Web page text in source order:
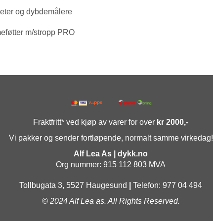
og dybdemålere
m/stropp PRO
Fraktfritt* ved kjøp av varer for over kr 2000,-
Vi pakker og sender fortløpende, normalt samme virkedag!
Alf Lea As | dykk.no
Org nummer: 915 112 803 MVA
Tollbugata 3, 5527 Haugesund
Telefon: 977 04 494
© 2024 Alf Lea as. All Rights Reserved.